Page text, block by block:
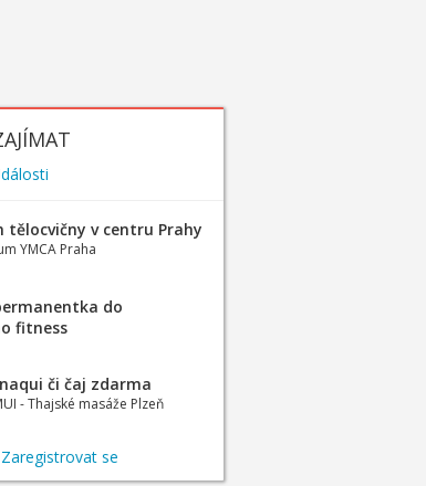
tělocvičny v centru Prahy
YMCA Praha
do
fitness
či čaj zdarma
- Thajské masáže Plzeň
Zaregistrovat se